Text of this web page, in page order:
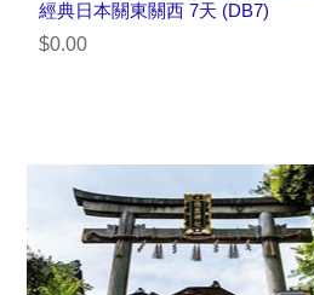
經典日本關東關西 7天 (DB7)
$0.00